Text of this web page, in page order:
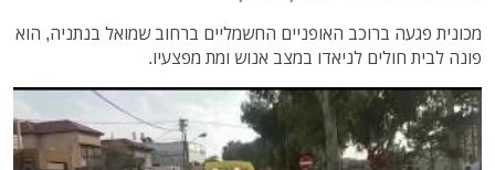
מכונית פגעה ברוכב האופניים החשמליים ברחוב שמואל בנתניה, הוא
פונה לבית חולים לניאדו במצב אנוש ומת מפצעיו.